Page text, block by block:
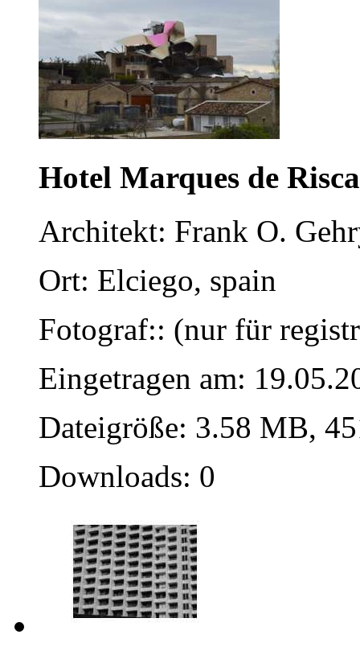
Hotel Marques de
Architekt: Frank O.
Ort: Elciego, spain
Fotograf:: (nur für
Eingetragen am:
Dateigröße: 3.58 MB,
Downloads: 0